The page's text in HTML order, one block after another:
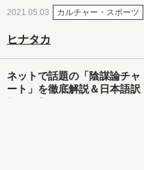
2021.05.03 カルチャー・スポーツ
ヒナタカ
ネットで話題の「陰謀論チャ
ート」を徹底解説＆日本語訳
してみた